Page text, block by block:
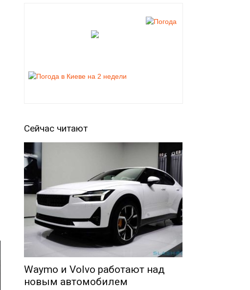
Сейчас читают
Waymo и Volvo работают над
новым автомобилем